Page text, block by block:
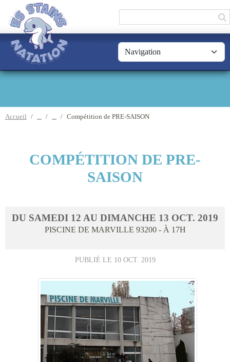
Accueil Compétition de PRE-SAISON
COMPÉTITION DE PRE-
SAISON
DU SAMEDI 12 AU DIMANCHE 13 OCT. 2019
PISCINE DE MARVILLE 93200 - À 17H
PUBLIÉ LE 10 OCT. 2019
Panneau de gestion des cookies